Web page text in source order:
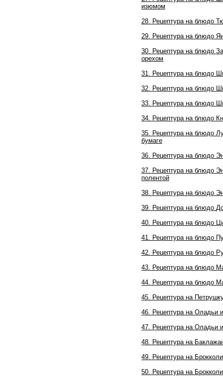
изюмом
28. Рецептура на блюдо
29. Рецептура на блюдо
30. Рецептура на блюдо
орехом
31. Рецептура на блюдо
32. Рецептура на блюдо
33. Рецептура на блюдо
34. Рецептура на блюдо
35. Рецептура на блюдо
бумаге
36. Рецептура на блюдо
37. Рецептура на блюдо
полентой
38. Рецептура на блюдо
39. Рецептура на блюдо
40. Рецептура на блюдо
41. Рецептура на блюдо
42. Рецептура на блюдо
43. Рецептура на блюдо
44. Рецептура на блюдо
45. Рецептура на
46. Рецептура на Оладьи
47. Рецептура на Оладьи
48. Рецептура на
49. Рецептура на
50. Рецептура на